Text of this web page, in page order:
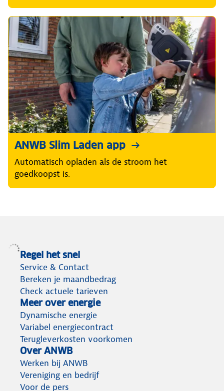
ANWB Slim Laden app
Automatisch opladen als de stroom het
goedkoopst is.
Regel het snel
Service & Contact
Bereken je maandbedrag
Check actuele tarieven
Meer over energie
Dynamische energie
Variabel energiecontract
Terugleverkosten voorkomen
Over ANWB
Werken bij ANWB
Vereniging en bedrijf
Voor de pers